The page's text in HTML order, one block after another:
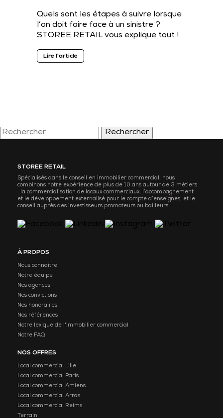
Quels sont les étapes à suivre lorsque
l’on doit faire face à un sinistre ?
STOREE RETAIL vous explique tout !
Lire l'article
Rechercher
STOREE RETAIL
Spécialisés dans le conseil en immobilier commercial, nous
combinons notre expérience de plus de 10 ans autour de 3 métiers
: la commercialisation de locaux commerciaux, l’accompagnement
et le développement externalisé pour le compte d’enseignes, et le
conseil auprès des investisseurs promoteurs ou bailleurs.
À PROPOS
Nous connaitre
Notre équipe
Nos agences
Nos convictions
Nos honoraires
Nos références
Notre lexique de l'immobilier commercial
Notre FAQ
NOS OFFRES
Local commercial Lille
Local commercial Paris
Local commercial Amiens
Local commercial Arras
Local commercial Reims
Terrain